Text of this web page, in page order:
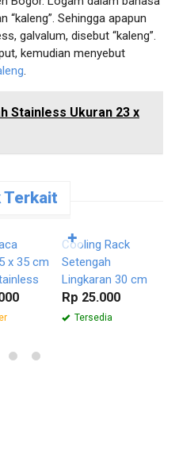
“kaleng”. Sehingga apapun
galvalum, disebut “kaleng”.
kemudian menyebut
.
Stainless Ukuran 23 x
Terkait
x 35 cm
Cooling Rack
Setengah
Lingkaran 30 cm
Rp 25.000
Tersedia
✚